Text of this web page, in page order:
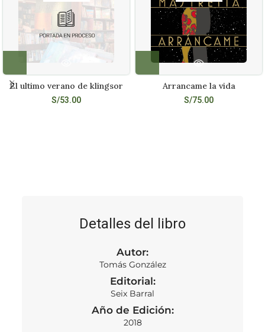
El ultimo verano de klingsor
S/53.00
Arrancame la vida
S/75.00
Detalles del libro
Autor:
Tomás González
Editorial:
Seix Barral
Año de Edición:
2018